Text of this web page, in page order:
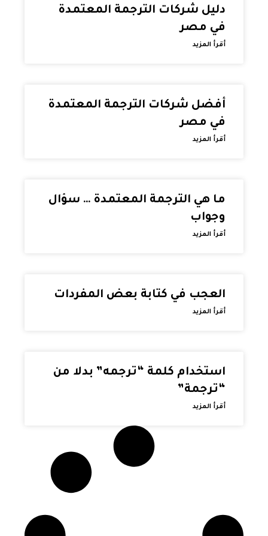
دليل شركات الترجمة المعتمدة
في مصر
أقرأ المزيد
أفضل شركات الترجمة المعتمدة
في مصر
أقرأ المزيد
ما هي الترجمة المعتمدة … سؤال
وجواب
أقرأ المزيد
العجب في كتابة بعض المفردات
أقرأ المزيد
استخدام كلمة “ترجمه” بدلا من
“ترجمة”
أقرأ المزيد